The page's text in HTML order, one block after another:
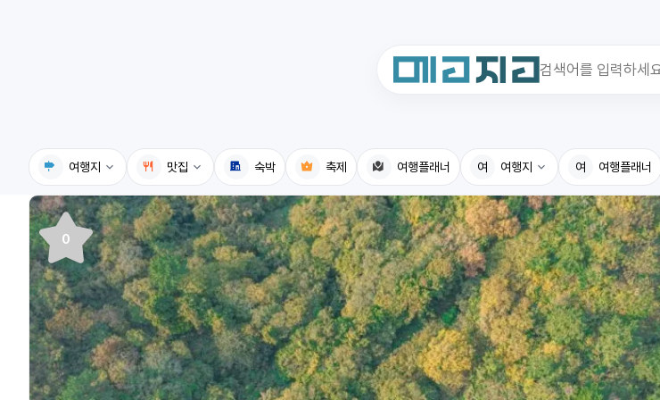
여행지
국내여행지
휴게소
전기충전소
식물도감
맛집
국내맛집
고수의레시피
음식용어사전
숙박 축제 여행플래너 여 여행지
국내여행지
휴게소
전기충전소
식물도감
여 여행플래너
최근 검색어가 없습니다.
0